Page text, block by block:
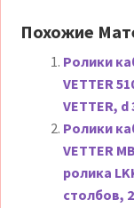
Похожие
Ролики
VETTER
VETTER,
Ролики
VETTER
ролика
столбов,